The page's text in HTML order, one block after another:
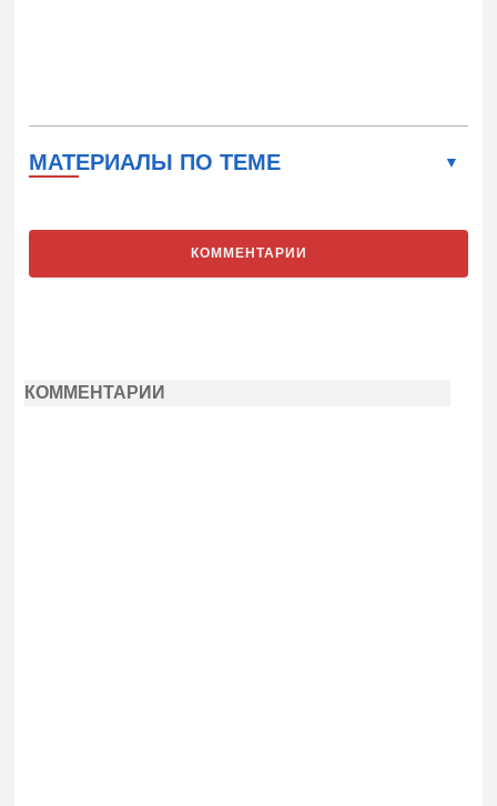
МАТЕРИАЛЫ ПО ТЕМЕ
КОММЕНТАРИИ
КОММЕНТАРИИ